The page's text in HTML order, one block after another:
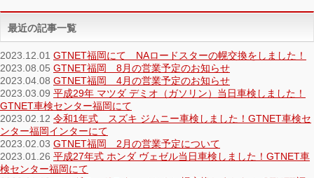
最近の記事一覧
2023.12.01 GTNET福岡にて NAロードスターの幌交換をしました！
2023.08.05 GTNET福岡 8月の営業予定のお知らせ
2023.04.08 GTNET福岡 4月の営業予定のお知らせ
2023.03.09 平成29年 マツダ デミオ（ガソリン）当日車検しました！
GTNET車検センター福岡にて
2023.02.12 令和1年式 スズキ ジムニー車検しました！GTNET車検セ
ンター福岡インターにて
2023.02.03 GTNET福岡 2月の営業予定について
2023.01.26 平成27年式 ホンダ ヴェゼル当日車検しました！GTNET車
検センター福岡にて